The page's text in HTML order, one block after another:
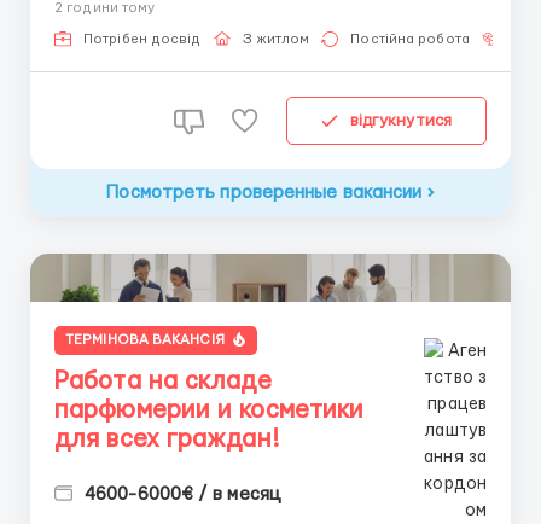
только вас утверждают 💶 Зарплата: 19 €/час
брутто 🏠 Жильё: предоставляется БЕСПЛАТНО 📞
2 години тому
Потрібен досвід З житлом Постійна робота
відгукнутися
Посмотреть проверенные вакансии
ТЕРМІНОВА ВАКАНСІЯ
Работа на складе
парфюмерии и косметики
для всех граждан!
4600-6000€ / в месяц